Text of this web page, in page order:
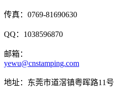
传真：0769-81690630
QQ：1038596870
邮箱：
yewu@cnstamping.com
地址：东莞市道滘镇粤晖路11号